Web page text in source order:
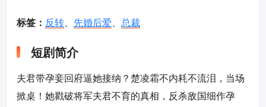
标签： 反转、 先婚后爱、 总裁
短剧简介
夫君带孕妾回府逼她接纳？楚凌霜不内耗不流泪，当场
掀桌！她戳破将军夫君不育的真相，反杀敌国细作孕